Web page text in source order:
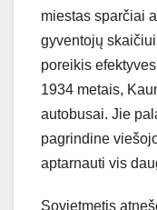
miestas sparčiai
gyventojų
poreikis
1934 metais,
autobusai. Jie
pagrindine
aptarnauti vis
Sovietmetis